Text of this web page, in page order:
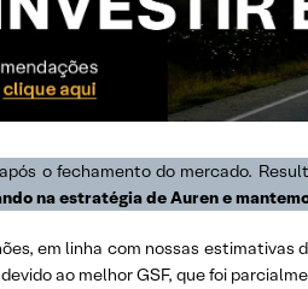
o fechamento do mercado.
na estratégia de Auren e
em linha com nossas
ao melhor GSF, que foi